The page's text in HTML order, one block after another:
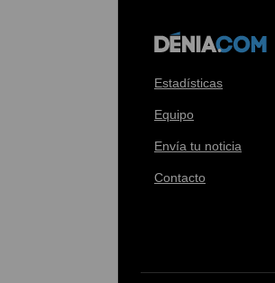
Estadísticas
Equipo
Envía tu noticia
Contacto